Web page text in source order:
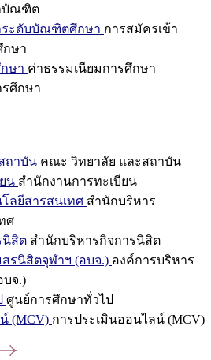
บัณฑิต
ระดับบัณฑิตศึกษา การสมัครเข้า
ษา
ษา ค่าธรรมเนียมการศึกษา
ศึกษา
ถาบัน คณะ วิทยาลัย และสถาบัน
น สำนักงานการทะเบียน
ลยีสารสนเทศ สำนักบริหาร
ศ
นิสิต สำนักบริหารกิจการนิสิต
รนิสิตจุฬาฯ (อบจ.) องค์การบริหาร
บจ.)
ศูนย์การศึกษาทั่วไป
(MCV) การประเมินออนไลน์ (MCV)